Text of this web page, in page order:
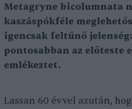
Metagryne bicolumnata
kaszáspókféle
igencsak feltűnő
pontosabban az előteste
emlékeztet.
Lassan 60 évvel azután,